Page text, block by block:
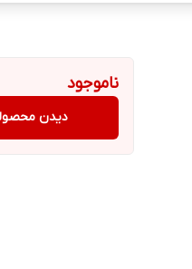
ناموجود
دیدن